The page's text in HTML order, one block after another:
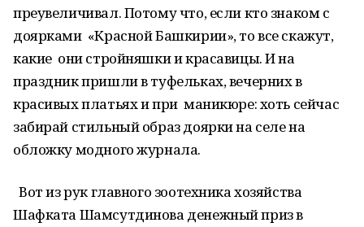
преувеличивал. Потому что, если кто знаком с
доярками «Красной Башкирии», то все скажут,
какие они стройняшки и красавицы. И на
праздник пришли в туфельках, вечерних в
красивых платьях и при маникюре: хоть сейчас
забирай стильный образ доярки на селе на
обложку модного журнала.
Вот из рук главного зоотехника хозяйства
Шафката Шамсутдинова денежный приз в